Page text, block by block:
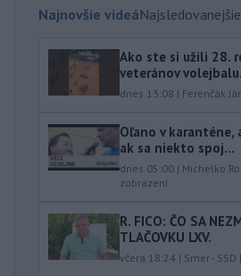
Najnovšie videá
Ako ste si užili 28.
veteránov
dnes 13:08 | Ferenčák
Oľano v karanténe,
ak sa niekto spoj...
dnes 05:00 | Michelko
zobrazení
R. FICO: ČO SA
TLAČOVKU LXV.
včera 18:24 | Smer - SSD |